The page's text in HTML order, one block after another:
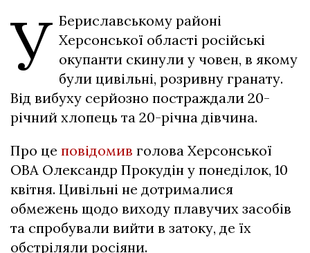
У Бериславському районі
Херсонської області російські
окупанти скинули у човен, в якому
були цивільні, розривну гранату.
Від вибуху серйозно постраждали 20-
річний хлопець та 20-річна дівчина.
Про це повідомив голова Херсонської
ОВА Олександр Прокудін у понеділок, 10
квітня. Цивільні не дотрималися
обмежень щодо виходу плавучих засобів
та спробували вийти в затоку, де їх
обстріляли росіяни.